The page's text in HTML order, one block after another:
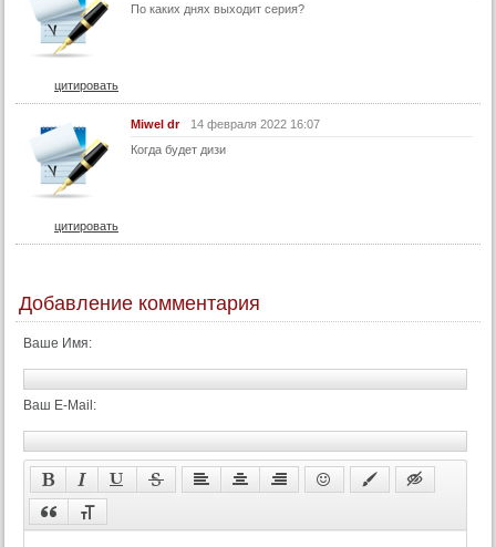
По каких днях выходит серия?
цитировать
Miwel dr
14 февраля 2022 16:07
Когда будет дизи
цитировать
Добавление комментария
Ваше Имя:
Ваш E-Mail: